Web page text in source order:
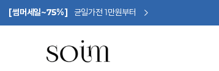
[썸머세일~75%] 균일가전 1만원부터